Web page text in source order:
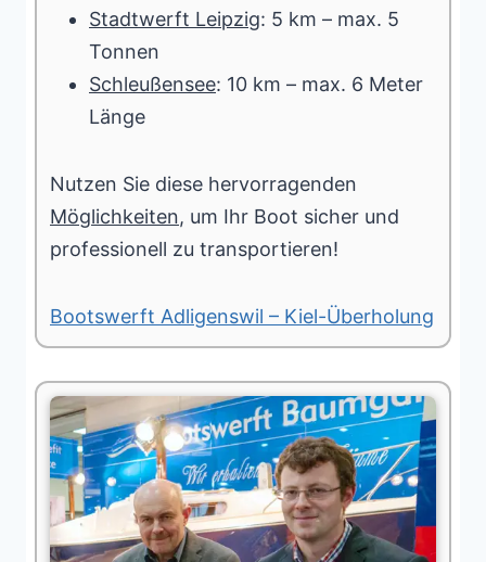
Stadtwerft Leipzig: 5 km – max. 5
Tonnen
Schleußensee: 10 km – max. 6 Meter
Länge
Nutzen Sie diese hervorragenden
Möglichkeiten, um Ihr Boot sicher und
professionell zu transportieren!
Bootswerft Adligenswil – Kiel-Überholung